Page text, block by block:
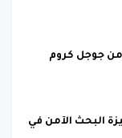
من جوجل كروم
البحث الآمن في